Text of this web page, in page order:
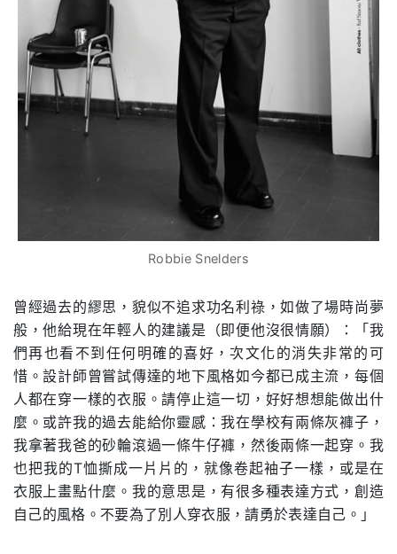
Robbie Snelders
曾經過去的繆思，貌似不追求功名利祿，如做了場時尚夢
般，他給現在年輕人的建議是（即便他沒很情願）：「我
們再也看不到任何明確的喜好，次文化的消失非常的可
惜。設計師曾嘗試傳達的地下風格如今都已成主流，每個
人都在穿一樣的衣服。請停止這一切，好好想想能做出什
麼。或許我的過去能給你靈感：我在學校有兩條灰褲子，
我拿著我爸的砂輪滾過一條牛仔褲，然後兩條一起穿。我
也把我的T恤撕成一片片的，就像卷起袖子一樣，或是在
衣服上畫點什麼。我的意思是，有很多種表達方式，創造
自己的風格。不要為了別人穿衣服，請勇於表達自己。」